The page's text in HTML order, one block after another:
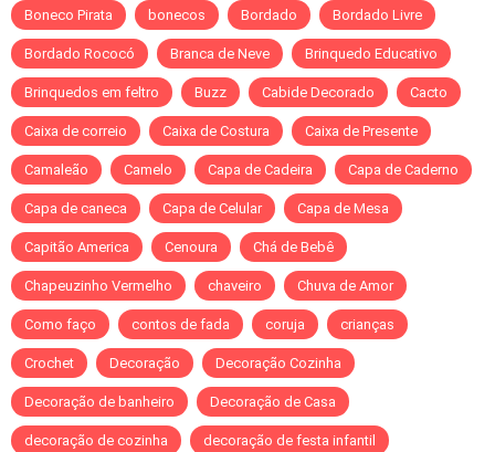
Boneco Pirata bonecos Bordado Bordado Livre
Bordado Rococó Branca de Neve Brinquedo Educativo
Brinquedos em feltro Buzz Cabide Decorado Cacto
Caixa de correio Caixa de Costura Caixa de Presente
Camaleão Camelo Capa de Cadeira Capa de Caderno
Capa de caneca Capa de Celular Capa de Mesa
Capitão America Cenoura Chá de Bebê
Chapeuzinho Vermelho chaveiro Chuva de Amor
Como faço contos de fada coruja crianças
Crochet Decoração Decoração Cozinha
Decoração de banheiro Decoração de Casa
decoração de cozinha decoração de festa infantil